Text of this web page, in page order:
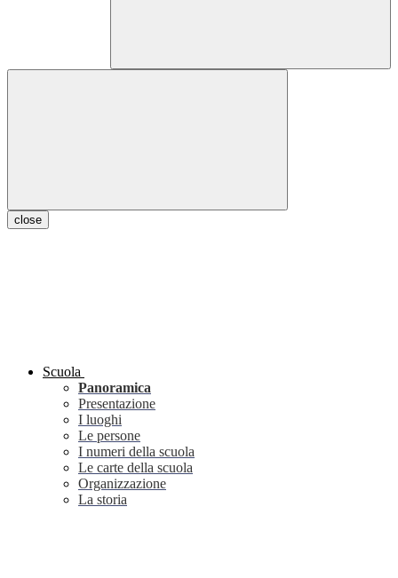
close
Scuola
Panoramica
Presentazione
I luoghi
Le persone
I numeri della scuola
Le carte della scuola
Organizzazione
La storia